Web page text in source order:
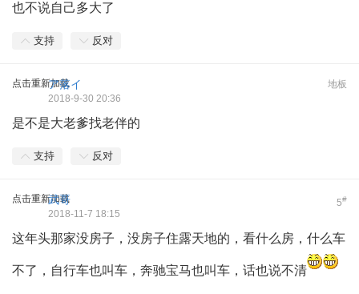
也不说自己多大了
支持 反对
点击重新加载 地板
ア落イ
2018-9-30 20:36
是不是大老爹找老伴的
支持 反对
点击重新加载 5#
武哥
2018-11-7 18:15
这年头那家没房子，没房子住露天地的，看什么房，什么车
不了，自行车也叫车，奔驰宝马也叫车，话也说不清